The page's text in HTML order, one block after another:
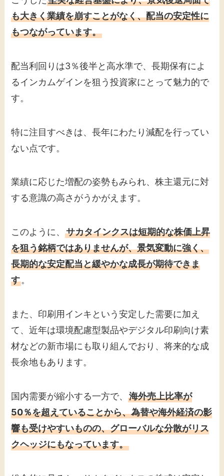
も大きく業績を崩すことがなく、配当の安定性に
もつながっています。
配当利回りは3％後半と高水準で、長期保有によ
るインカムゲインを狙う投資家にとって魅力的で
す。
特に注目すべきは、長年にわたり減配を行ってい
ない点です。
業績に応じた増配の姿勢もみられ、株主還元に対
する意識の高さがうかがえます。
このように、サカタインクスは短期的な株価上昇
を狙う銘柄ではありませんが、景気変動に強く、
長期的な安定配当と緩やかな成長が期待できま
す。
また、印刷用インキという安定した需要に加え
て、近年は環境配慮型製品やデジタル印刷向け素
材などの新市場にも取り組んでおり、将来的な成
長余地もあります。
国内需要が縮小する一方で、海外売上比率が
50％を超えていることから、為替や海外経済の影
響も受けやすいものの、グローバルな分散がリス
クヘッジにもなっています。